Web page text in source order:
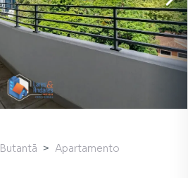
Butantã
Apartamento